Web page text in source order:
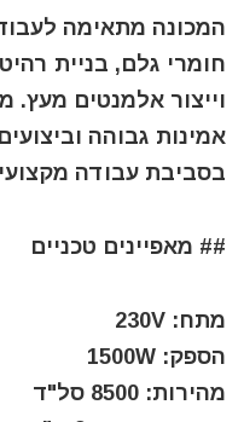
המכונה מתאימה
חומרי גלם, בניית
וייצור אלמנטים מעץ.
אמינות גבוהה
בסביבת עבודה
## מאפיינים טכניים
מתח: 230V
הספק: 1500W
מהירות: 8500 סל"ד